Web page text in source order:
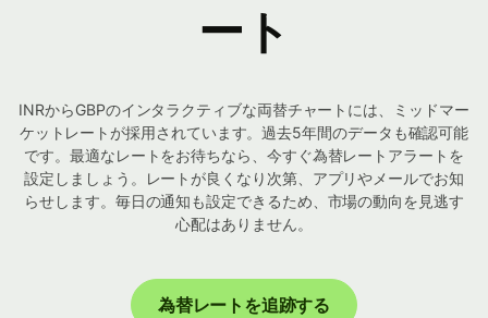
ート
INRからGBPのインタラクティブな両替チャートには、ミッドマー
ケットレートが採用されています。過去5年間のデータも確認可能
です。最適なレートをお待ちなら、今すぐ為替レートアラートを
設定しましょう。レートが良くなり次第、アプリやメールでお知
らせします。毎日の通知も設定できるため、市場の動向を見逃す
心配はありません。
為替レートを追跡する